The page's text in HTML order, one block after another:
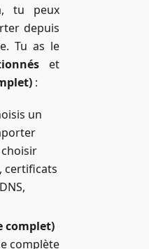
tu peux
depuis
Tu as le
et
:
un
certificats
complet)
complète